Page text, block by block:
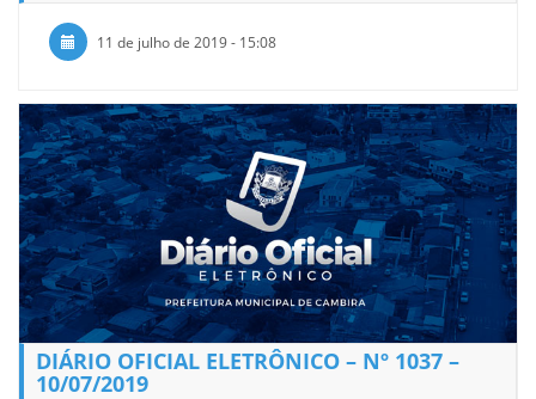
11 de julho de 2019 - 15:08
DIÁRIO OFICIAL ELETRÔNICO – Nº 1037 –
10/07/2019